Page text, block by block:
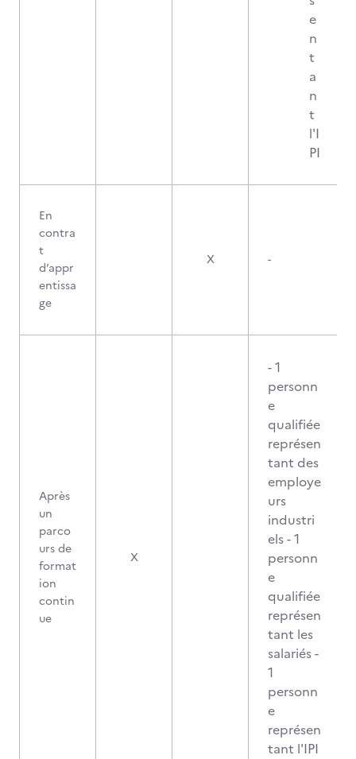
e
n
t
a
n
t
l'I
PI
En
contra
t
d’appr
entissa
ge
X -
Après
un
parco
urs de
format
ion
contin
ue
X
- 1
personn
e
qualifiée
représen
tant des
employe
urs
industri
els - 1
personn
e
qualifiée
représen
tant les
salariés -
1
personn
e
représen
tant l'IPI